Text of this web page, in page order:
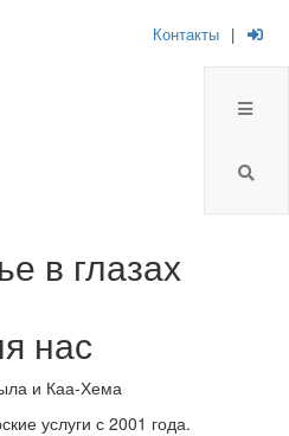
Контакты |
в глазах
нас
и Каа-Хема
услуги с 2001 года.